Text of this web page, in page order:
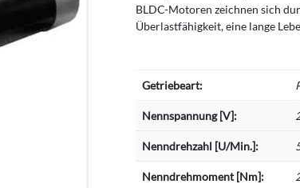
BLDC-Motoren zeichnen sich
Überlastfähigkeit, eine lange
Getriebeart:
Nennspannung [V]:
Nenndrehzahl [U/Min.]:
Nenndrehmoment [Nm]: